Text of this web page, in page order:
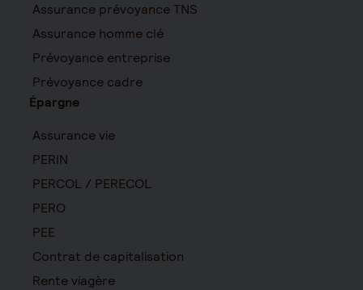
Assurance prévoyance TNS
Assurance homme clé
Prévoyance entreprise
Prévoyance cadre
Épargne
Assurance vie
PERIN
PERCOL / PERECOL
PERO
PEE
Contrat de capitalisation
Rente viagère